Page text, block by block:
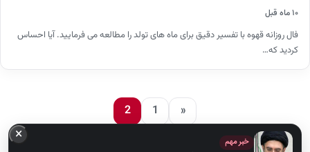
۱۰ ماه قبل
فال روزانه قهوه با تفسیر دقیق برای ماه های تولد را مطالعه می فرمایید. آیا احساس
کردید که…
«
1
2
× خبر مهم